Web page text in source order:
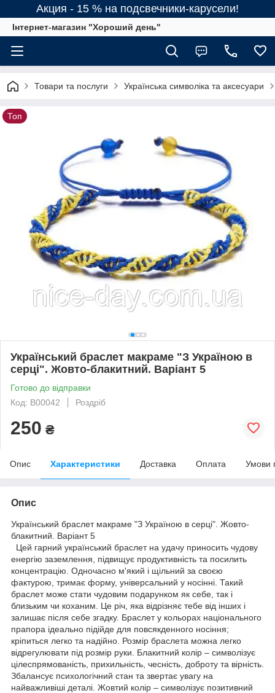
Акция - 15 % на подсвечники-карусели!
Інтернет-магазин "Хороший день"
Товари та послуги Українська символіка та аксесуари
Топ
Український браслет макраме "З Україною в
серці". Жовто-блакитний. Варіант 5
Готово до відправки
Код: B00042
Роздріб
250 ₴
Опис Характеристики Доставка Оплата Умови
Опис
Український браслет макраме "З Україною в серці". Жовто-
блакитний. Варіант 5
Цей гарний український браслет на удачу приносить чудову
енергію заземлення, підвищує продуктивність та посилить
концентрацію. Одночасно м'який і щільний за своєю
фактурою, тримає форму, універсальний у носінні. Такий
браслет може стати чудовим подарунком як себе, так і
близьким чи коханим. Це річ, яка відрізняє тебе від інших і
залишає після себе згадку. Браслет у кольорах національного
прапора ідеально підійде для повсякденного носіння;
кріпиться легко та надійно. Розмір браслета можна легко
відрегулювати під розмір руки. Блакитний колір – символізує
цілеспрямованість, прихильність, чесність, доброту та вірність.
Збалансує психологічний стан та звертає увагу на
найважливіші деталі. Жовтий колір – символізує позитивний